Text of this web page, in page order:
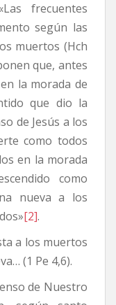
frecuentes
según las
muertos (Hch
que, antes
la morada de
que dio la
de Jesús a los
como todos
en la morada
como
nueva a los
[2].
a los muertos
(1 Pe 4,6).
de Nuestro